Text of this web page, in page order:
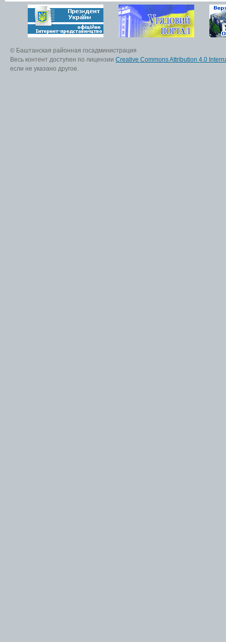
© Баштанская районная госадминистрация
Весь контент доступен по лицензии Creative Commons Attribution 4.0
если не указано другое.